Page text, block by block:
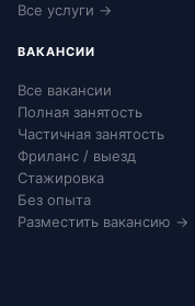
Все услуги →
ВАКАНСИИ
Все вакансии
Полная занятость
Частичная занятость
Фриланс / выезд
Стажировка
Без опыта
Разместить вакансию →